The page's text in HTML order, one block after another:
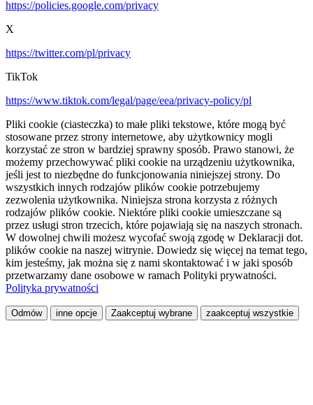
https://policies.google.com/privacy
X
https://twitter.com/pl/privacy
TikTok
https://www.tiktok.com/legal/page/eea/privacy-policy/pl
Pliki cookie (ciasteczka) to małe pliki tekstowe, które mogą być
stosowane przez strony internetowe, aby użytkownicy mogli
korzystać ze stron w bardziej sprawny sposób. Prawo stanowi, że
możemy przechowywać pliki cookie na urządzeniu użytkownika,
jeśli jest to niezbędne do funkcjonowania niniejszej strony. Do
wszystkich innych rodzajów plików cookie potrzebujemy
zezwolenia użytkownika. Niniejsza strona korzysta z różnych
rodzajów plików cookie. Niektóre pliki cookie umieszczane są
przez usługi stron trzecich, które pojawiają się na naszych stronach.
W dowolnej chwili możesz wycofać swoją zgodę w Deklaracji dot.
plików cookie na naszej witrynie. Dowiedz się więcej na temat tego,
kim jesteśmy, jak można się z nami skontaktować i w jaki sposób
przetwarzamy dane osobowe w ramach Polityki prywatności.
Polityka prywatności
Odmów inne opcje Zaakceptuj wybrane zaakceptuj wszystkie